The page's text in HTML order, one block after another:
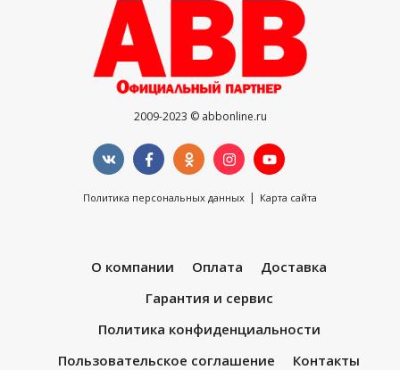
2009-2023 © abbonline.ru
Политика персональных данных | Карта сайта
О компании Оплата
Доставка
Гарантия и сервис
Политика конфиденциальности
Пользовательское соглашение
Контакты